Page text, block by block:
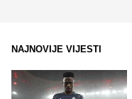
NAJNOVIJE VIJESTI